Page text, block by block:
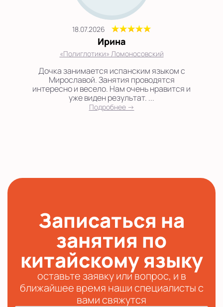
18.07.2026
Ирина
«Полиглотики» Ломоносовский
Дочка занимается испанским языком с
Мирославой. Занятия проводятся
интересно и весело. Нам очень нравится и
уже виден результат. ...
Подробнее →
Записаться на
занятия по
китайскому языку
оставьте заявку или вопрос, и в
ближайшее время наши специалисты с
вами свяжутся